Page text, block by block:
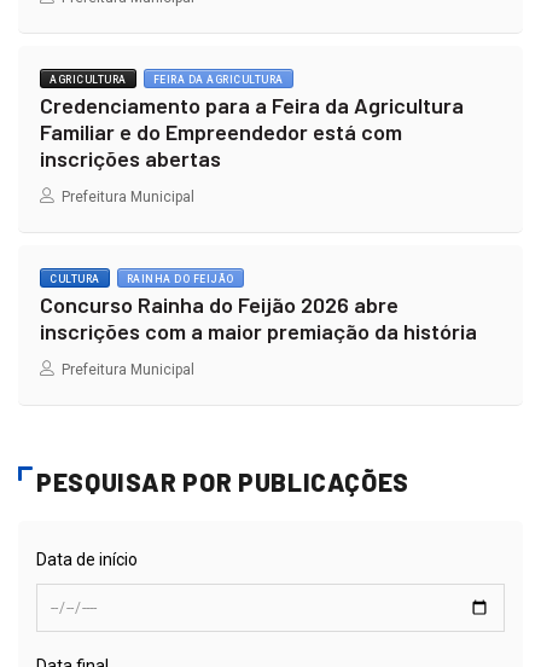
AGRICULTURA FEIRA DA AGRICULTURA
Credenciamento para a Feira da Agricultura
Familiar e do Empreendedor está com
inscrições abertas
Prefeitura Municipal
CULTURA RAINHA DO FEIJÃO
Concurso Rainha do Feijão 2026 abre
inscrições com a maior premiação da história
Prefeitura Municipal
PESQUISAR POR PUBLICAÇÕES
Data de início